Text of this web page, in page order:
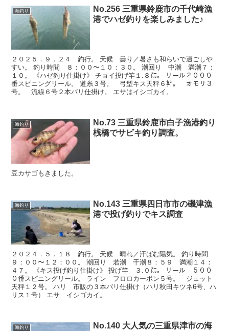
海釣り
No.256 三重県鈴鹿市の千代崎漁
港でハゼ釣りを楽しみました♪
２０２５．９．２４ 釣行。 天候 曇り／暑さも和らいで過ごしや
すい。 釣り時間 ８：００〜１０：３０。 潮回り 中潮 満潮７：
１０。 《ハゼ釣り仕掛け》 チョイ投げ竿１.８㍍。 リール２０００
番スピニングリール。 道糸３号。 弓型キス天秤６㌢。 オモリ３
号。 流線６号２本バリ仕掛け。 エサはイシゴカイ。
海釣り
No.73 三重県鈴鹿市白子漁港釣り
桟橋でサビキ釣り調査。
豆カサゴもきました。
海釣り
No.143 三重県四日市市の磯津漁
港で投げ釣りでキス調査
２０２４．５．１８ 釣行。 天候 晴れ／汗ばむ陽気。 釣り時間
９：００〜１２：００。 潮回り 若潮 干潮８：５９ 満潮１４：
４７。 《キス投げ釣り仕掛け》 投げ竿 ３.０㍍。 リール ５００
０番スピニングリール。 ライン フロロカーボン５号。 ジェット
天秤１２号。 ハリ 市販の３本バリ仕掛け（ハリ秋田キツネ6号、ハ
リス１号） エサ イシゴカイ。
海釣り
No.140 大人気の三重県津市の海